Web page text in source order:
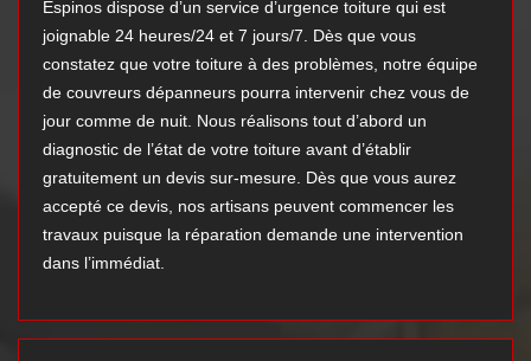
Espinos dispose d’un service d’urgence toiture qui est
joignable 24 heures/24 et 7 jours/7. Dès que vous
constatez que votre toiture à des problèmes, notre équipe
de couvreurs dépanneurs pourra intervenir chez vous de
jour comme de nuit. Nous réalisons tout d’abord un
diagnostic de l’état de votre toiture avant d’établir
gratuitement un devis sur-mesure. Dès que vous aurez
accepté ce devis, nos artisans peuvent commencer les
travaux puisque la réparation demande une intervention
dans l’immédiat.